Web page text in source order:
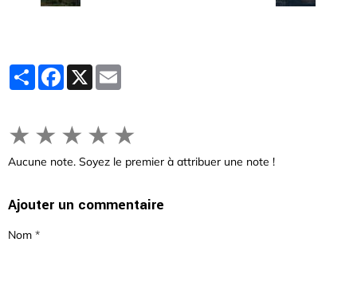
PartagerFacebook
X
★ ★ ★ ★ ★
Aucune note. Soyez le premier à attribuer une note !
Ajouter un commentaire
Nom